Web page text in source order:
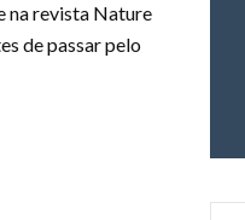
na revista Nature
de passar pelo